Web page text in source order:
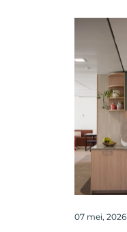
07 mei, 2026